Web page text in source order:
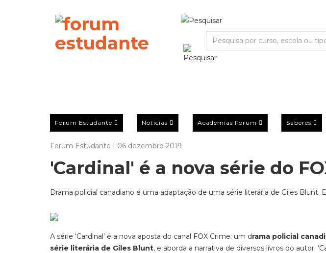
Forum Estudante Notícias Academias Forum Saberes
Forum Estudante | 06 dezembro 2019
'Cardinal' é a nova série do
Drama policial canadiano é uma adaptação de uma série literária de Giles Blunt.
A série ‘Cardinal’ é a nova aposta do canal FOX Crime: um drama policial
série literária de Giles Blunt, e aborda a narrativa de diversos livros do autor.